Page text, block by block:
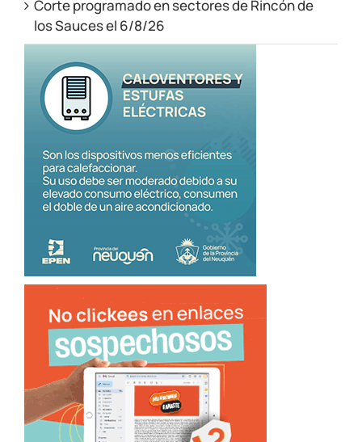
Corte programado en sectores de Rincón de
los Sauces el 6/8/26